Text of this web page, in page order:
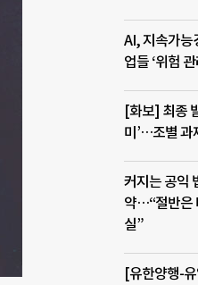
AI, 지속가능
업들 ‘위험 관
[화보] 최종
미’…조별 과
커지는 공익
약…“절반은
실”
[유한양행-